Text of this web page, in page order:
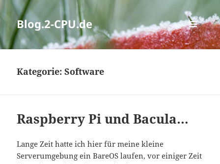
Blog.2-CPU.de
MENÜ
UND
Kategorie:Software
Raspberry Pi und Bacula…
Lange Zeit hatte ich hier für meine kleine
Serverumgebung ein BareOS laufen, vor einiger Zeit